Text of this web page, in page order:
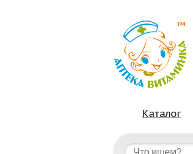
Каталог